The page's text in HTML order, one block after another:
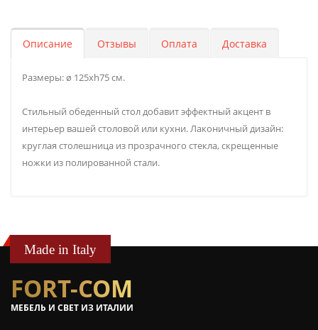
Описание Отзывы Оплата Доставка
Размеры: ø 125хh75 см.
Стильный обеденный стол добавит эффектный акцент в
интерьер вашей столовой или кухни. Лаконичный дизайн:
круглая столешница из прозрачного стекла, скрещенные
ножки из полированной стали.
Made in Italy
FORT-COM
МЕБЕЛЬ И СВЕТ ИЗ ИТАЛИИ